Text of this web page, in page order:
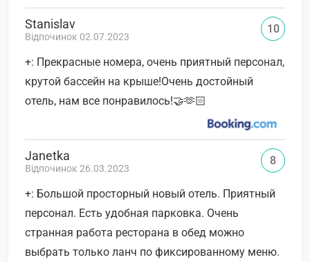
Stanislav
Відпочинок 02.07.2023
+: Прекрасные номера, очень приятный персонал,
крутой бассейн на крыше!Очень достойный
отель, нам все понравилось!🤝🫶🏻
10
Janetka
Відпочинок 26.03.2023
+: Большой просторный новый отель. Приятный
персонал. Есть удобная парковка. Очень
странная работа ресторана в обед можно
выбрать только ланч по фиксированному меню.
8